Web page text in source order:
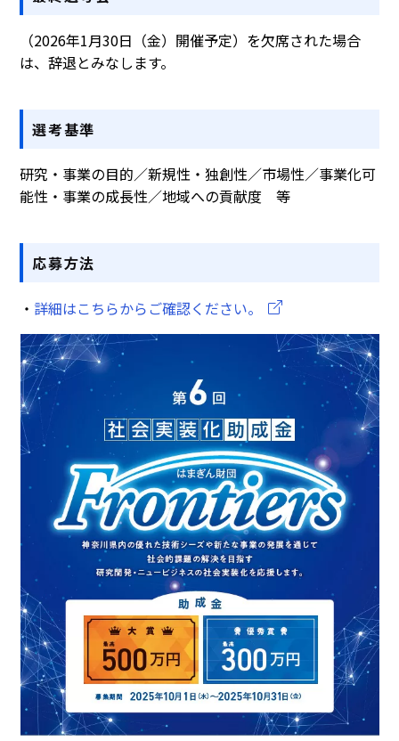
（2026年1月30日（金）開催予定）を欠席された場合
は、辞退とみなします。
選考基準
研究・事業の目的／新規性・独創性／市場性／事業化可
能性・事業の成長性／地域への貢献度 等
応募方法
・ 詳細はこちらからご確認ください。